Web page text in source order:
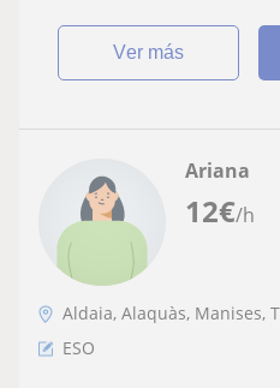
ver más
12€/h
Ariana
Aldaia, Alaquàs, Manises,
ESO